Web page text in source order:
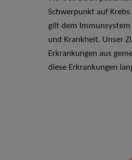
Schwerpunkt auf
gilt dem
und Krankheit. Unser
Erkrankungen aus
diese Erkrankungen